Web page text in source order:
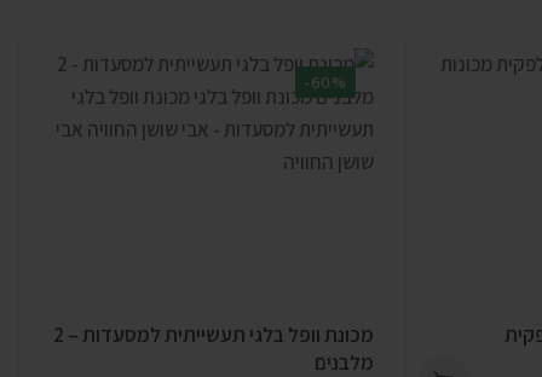
-60%
מכונת וופל בלגי תעשייתית למסעדות – 2
מלבנים